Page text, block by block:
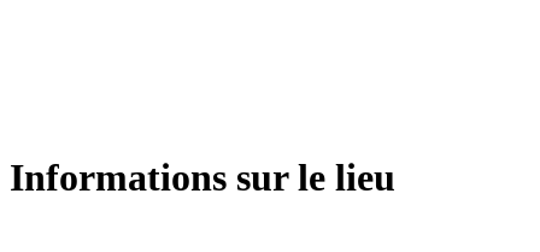
Informations sur le lieu